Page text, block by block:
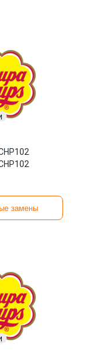
замены